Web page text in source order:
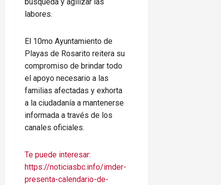
búsqueda y agilizar las
labores.
El 10mo Ayuntamiento de
Playas de Rosarito reitera su
compromiso de brindar todo
el apoyo necesario a las
familias afectadas y exhorta
a la ciudadanía a mantenerse
informada a través de los
canales oficiales.
Te puede interesar:
https://noticiasbc.info/imder-
presenta-calendario-de-